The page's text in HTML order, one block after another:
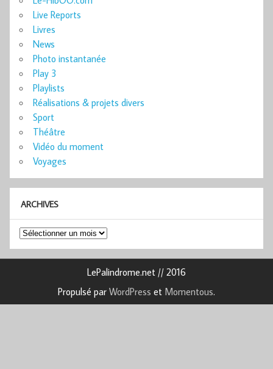
Live Reports
Livres
News
Photo instantanée
Play 3
Playlists
Réalisations & projets divers
Sport
Théâtre
Vidéo du moment
Voyages
ARCHIVES
Archives
LePalindrome.net // 2016
Propulsé par WordPress et Momentous.